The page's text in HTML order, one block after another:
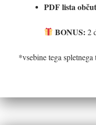
PDF lista
BONUS: 2
*vsebine tega